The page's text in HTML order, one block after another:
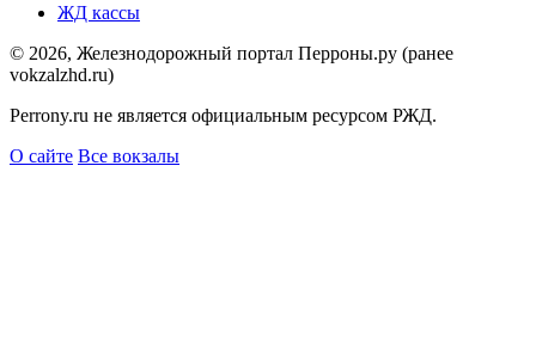
ЖД кассы
© 2026, Железнодорожный портал Перроны.ру (ранее
vokzalzhd.ru)
Perrony.ru не является официальным ресурсом РЖД.
О сайте Все вокзалы